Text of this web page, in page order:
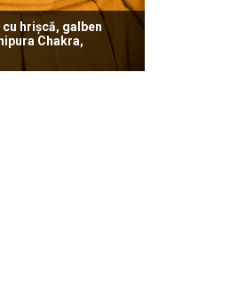
hrișcă, galben
Chakra,